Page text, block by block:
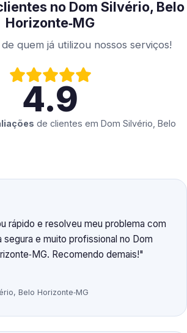
no Dom Silvério, Belo
Horizonte‑MG
quem já utilizou nossos serviços!
4.9
de clientes em Dom Silvério, Belo
rápido e resolveu meu problema com
e muito profissional no Dom
Recomendo demais!
Belo Horizonte‑MG